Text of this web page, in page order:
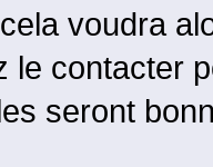
voudra
le contacter
seront